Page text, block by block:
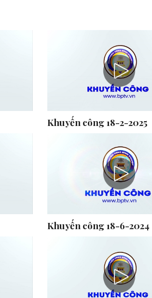
Khuyến công 18-2-2025
Khuyến công 18-6-2024